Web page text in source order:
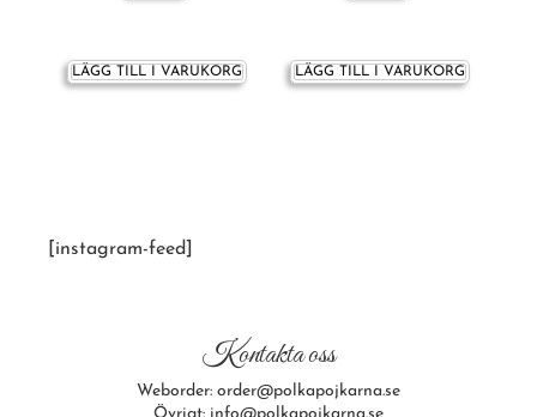
LÄGG TILL I VARUKORG LÄGG TILL I VARUKORG
[instagram-feed]
Kontakta oss
Weborder: order@polkapojkarna.se